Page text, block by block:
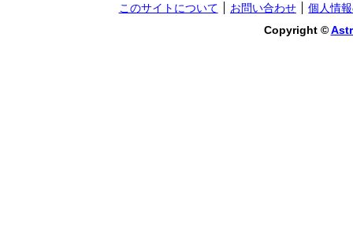
このサイトについて お問い合わせ
個人情
Copyright ©